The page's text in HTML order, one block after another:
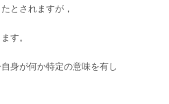
とされますが，
す。
身が何か特定の意味を有し